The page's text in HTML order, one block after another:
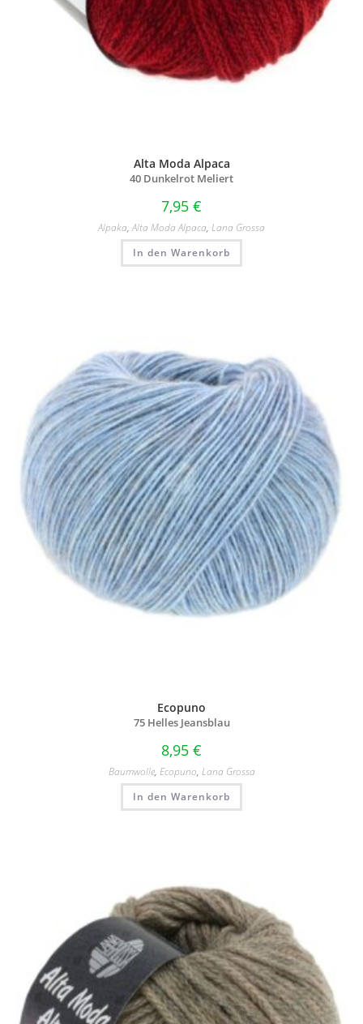
Alta Moda Alpaca
40 Dunkelrot Meliert
7,95 €
Alpaka,Alta Moda Alpaca, Lana Grossa
In den Warenkorb
Ecopuno
75 Helles Jeansblau
8,95 €
Baumwolle, Ecopuno, Lana Grossa
In den Warenkorb